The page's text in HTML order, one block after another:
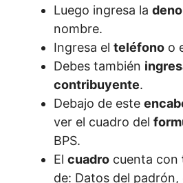
Luego ingresa la
nombre.
Ingresa el teléfono o
Debes también
contribuyente.
Debajo de este
ver el cuadro del
BPS.
El cuadro cuenta con
de: Datos del